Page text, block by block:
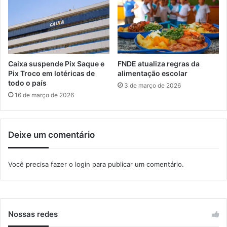
õ
e
s
d
a
V
a
e
o
r
r
e
s
d
e
r
n
s
i
ã
Caixa suspende Pix Saque e
Pix Troco em lotéricas de
todo o país
16 de março de 2026
FNDE atualiza regras da
alimentação escolar
3 de março de 2026
Deixe um comentário
Você precisa fazer o login para publicar um comentário.
Nossas redes